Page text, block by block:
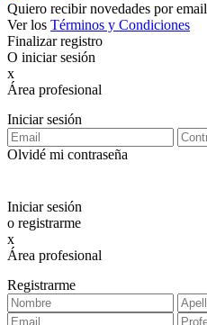
Quiero recibir novedades por email
Ver los Términos y Condiciones
Finalizar registro
O iniciar sesión
x
Área profesional
Iniciar sesión
Olvidé mi contraseña
Iniciar sesión
o registrarme
x
Área profesional
Registrarme